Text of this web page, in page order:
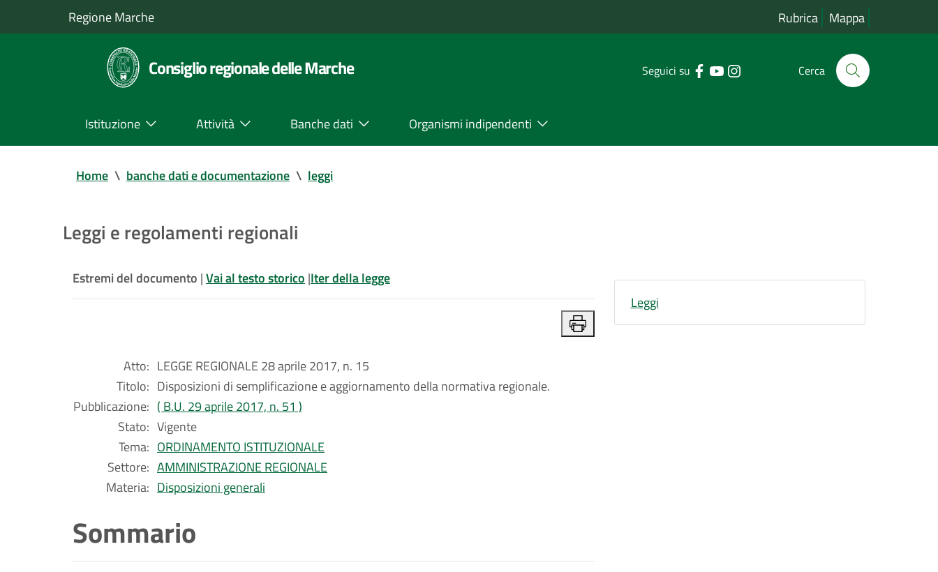
Regione Marche Rubrica Mappa
Consiglio regionale delle Marche Seguici su Cerca
Istituzione Attività Banche dati Organismi indipendenti
Home \ banche dati e documentazione \ leggi
Leggi e regolamenti regionali
Estremi del documento |Vai al testo storico |Iter della legge
Atto: LEGGE REGIONALE 28 aprile 2017, n. 15
Titolo: Disposizioni di semplificazione e aggiornamento della normativa regionale.
Pubblicazione: ( B.U. 29 aprile 2017, n. 51 )
Stato: Vigente
Tema: ORDINAMENTO ISTITUZIONALE
Settore: AMMINISTRAZIONE REGIONALE
Materia: Disposizioni generali
Sommario
Leggi